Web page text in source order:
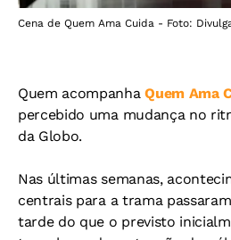
Cena de Quem Ama Cuida - Foto:
Quem acompanhaQuem Ama
percebido uma mudança no
da Globo.
Nas últimas semanas,
centrais para a trama
tarde do que o previsto